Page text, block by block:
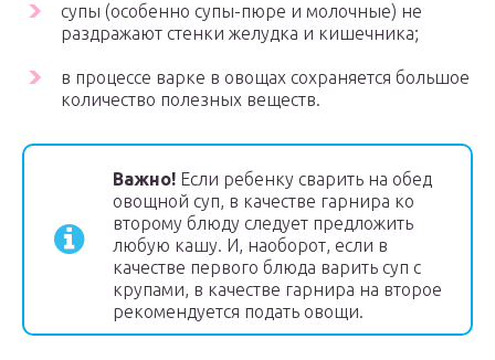
супы (особенно супы-пюре и молочные) не
раздражают стенки желудка и кишечника;
в процессе варке в овощах сохраняется большое
количество полезных веществ.
Важно! Если ребенку сварить на обед
овощной суп, в качестве гарнира ко
второму блюду следует предложить
любую кашу. И, наоборот, если в
качестве первого блюда варить суп с
крупами, в качестве гарнира на второе
рекомендуется подать овощи.